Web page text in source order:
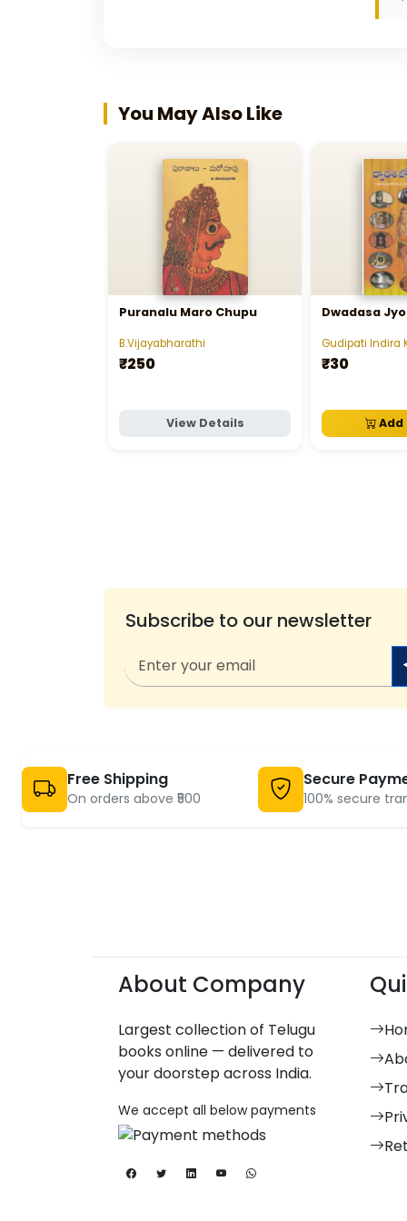
You May Also Like
Puranalu Maro Chupu
B.Vijayabharathi
₹250
View Details
Dwadasa
Gudipati Indira
₹30
Add
Subscribe to our newsletter
Free Shipping
On orders above ₹500
Secure
100% secure
About Company
Largest collection of Telugu
books online — delivered to
your doorstep across India.
We accept all below payments